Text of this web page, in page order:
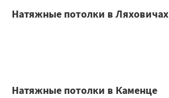
Натяжные потолки в Ляховичах
Натяжные потолки в Каменце